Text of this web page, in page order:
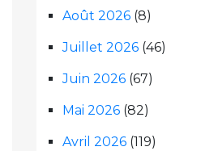
Août 2026 (8)
Juillet 2026 (46)
Juin 2026 (67)
Mai 2026 (82)
Avril 2026 (119)